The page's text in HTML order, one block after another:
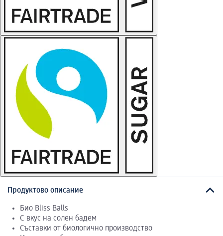
Продуктово описание
Био Bliss Balls
С вкус на солен бадем
Съставки от биологично производство